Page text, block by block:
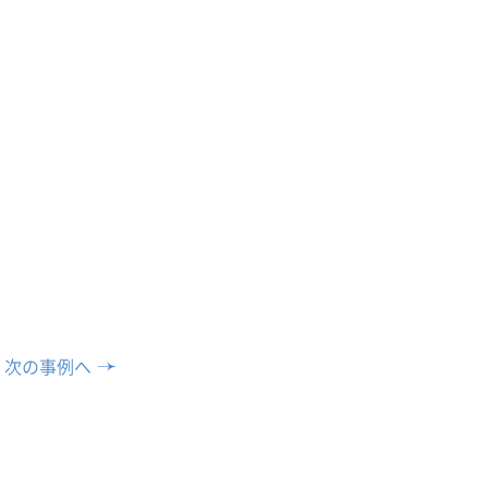
次の事例へ